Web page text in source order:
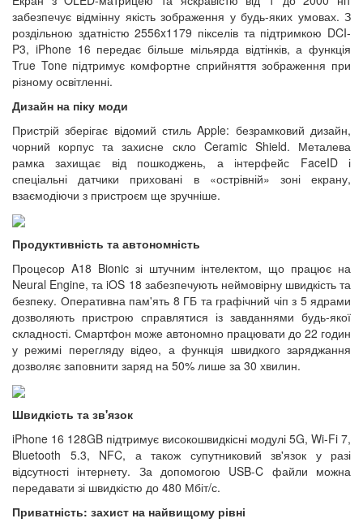
забезпечує відмінну якість зображення у будь-яких умовах. З
роздільною здатністю 2556x1179 пікселів та підтримкою DCI-
P3, iPhone 16 передає більше мільярда відтінків, а функція
True Tone підтримує комфортне сприйняття зображення при
різному освітленні.
Дизайн на піку моди
Пристрій зберігає відомий стиль Apple: безрамковий дизайн,
чорний корпус та захисне скло Ceramic Shield. Металева
рамка захищає від пошкоджень, а інтерфейс FaceID і
спеціальні датчики приховані в «острівній» зоні екрану,
взаємодіючи з пристроєм ще зручніше.
Продуктивність та автономність
Процесор A18 Bionic зі штучним інтелектом, що працює на
Neural Engine, та iOS 18 забезпечують неймовірну швидкість та
безпеку. Оперативна пам'ять 8 ГБ та графічний чіп з 5 ядрами
дозволяють пристрою справлятися із завданнями будь-якої
складності. Смартфон може автономно працювати до 22 годин
у режимі перегляду відео, а функція швидкого заряджання
дозволяє заповнити заряд на 50% лише за 30 хвилин.
Швидкість та зв'язок
iPhone 16 128GB підтримує високошвидкісні модулі 5G, Wi-Fi 7,
Bluetooth 5.3, NFC, а також супутниковий зв'язок у разі
відсутності інтернету. За допомогою USB-C файли можна
передавати зі швидкістю до 480 Мбіт/с.
Приватність: захист на найвищому рівні